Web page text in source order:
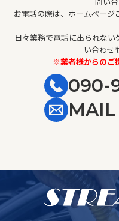
お電話の際は、ホームページ
日々業務で電話に出られな
い合わせ
※業者様からのご
090-
MAIL